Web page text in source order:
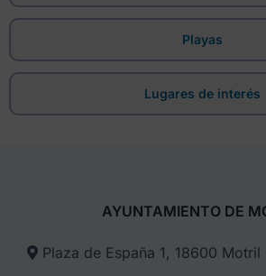
Playas
Lugares de interés
AYUNTAMIENTO DE
Plaza de España 1, 18600 Motril